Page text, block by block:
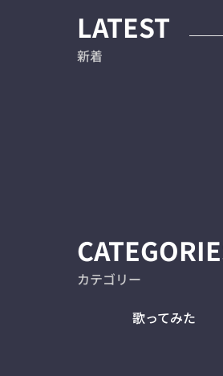
LATEST
新着
カテゴリー
歌ってみた